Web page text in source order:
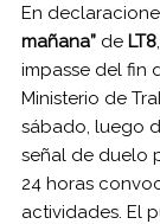
En
mañana” de LT8
impasse del fin
Ministerio de
sábado, luego
señal de duelo
24 horas
actividades. El